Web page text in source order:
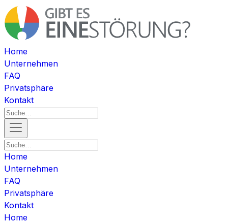
Home
Unternehmen
FAQ
Privatsphäre
Kontakt
Home
Unternehmen
FAQ
Privatsphäre
Kontakt
Home